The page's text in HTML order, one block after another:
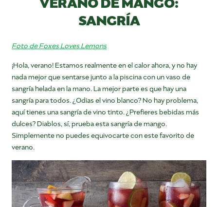
SANGRÍA
Foto de Foxes Loves Lemons
¡Hola, verano! Estamos realmente en el calor ahora, y no hay
nada mejor que sentarse junto a la piscina con un vaso de
sangría helada en la mano. La mejor parte es que hay una
sangría para todos. ¿Odias el vino blanco? No hay problema,
aquí tienes una sangría de vino tinto. ¿Prefieres bebidas más
dulces? Diablos, sí, prueba esta sangría de mango.
Simplemente no puedes equivocarte con este favorito de
verano.